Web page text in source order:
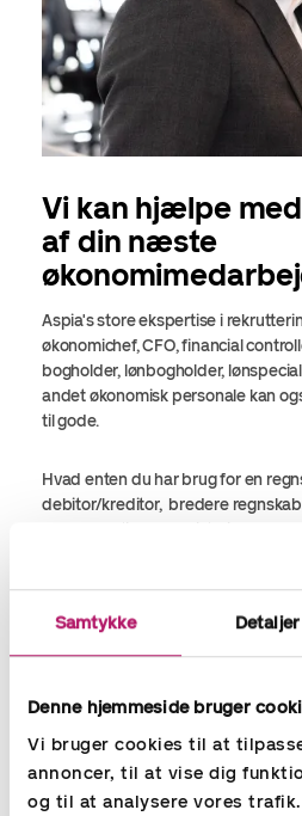
Samtykke Detaljer
Denne hjemmeside bruger
Vi bruger cookies til at
annoncer, til at vise dig
og til at analysere vores
Vi kan hjælpe
af din næste
Aspia's store ekspertise i
økonomichef, CFO, financial
bogholder, lønbogholder,
andet økonomisk personale kan
til gode.
Hvad enten du har brug for en
debitor/kreditor, bredere
Gennem vores konstant
earch & Selection
finder vi
til din virksomhed, også når
Rekruttering af
regnskabsmedarbejdere
Læs mere